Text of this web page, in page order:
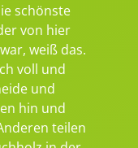
schönste
von hier
weiß das.
voll und
und
hin und
teilen